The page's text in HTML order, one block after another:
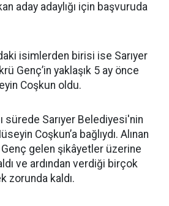
aday adaylığı için başvuruda
isimlerden birisi ise Sarıyer
Genç’in yaklaşık 5 ay önce
Coşkun oldu.
sürede Sarıyer Belediyesi'nin
Coşkun’a bağlıydı. Alınan
gelen şikâyetler üzerine
ve ardından verdiği birçok
zorunda kaldı.